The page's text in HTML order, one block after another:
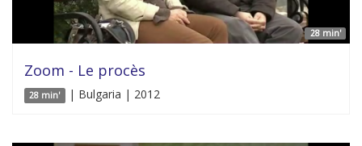
28 min'
Zoom - Le procès
28 min' | Bulgaria | 2012